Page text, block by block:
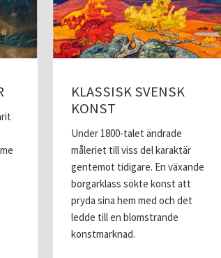
KLASSISK SVENSK
KONST
Under 1800-talet ändrade
måleriet till viss del karaktär
gentemot tidigare. En växande
borgarklass sökte konst att
pryda sina hem med och det
ledde till en blomstrande
konstmarknad.